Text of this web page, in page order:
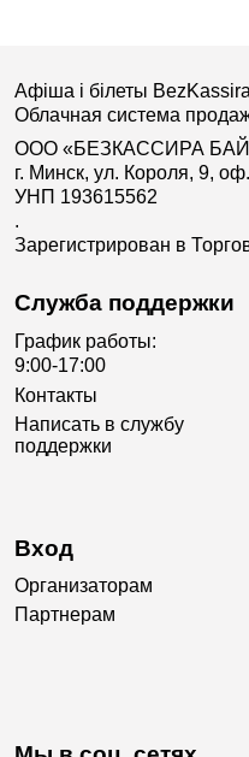
Афіша і білеты
Облачная система
ООО «БЕЗКАССИРА БАЙ»
г. Минск, ул. Короля, 9,
УНП 193615562
.
Зарегистрирован в
Служба поддержки
График работы:
9:00-17:00
Контакты
Написать в службу
поддержки
Вход
Организаторам
Партнерам